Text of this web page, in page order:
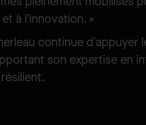
à l’innovation. »
continue
son expertise en